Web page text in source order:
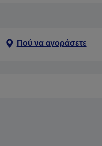
Πού να αγοράσετε